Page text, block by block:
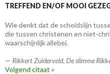
TREFFEND EN/OF MOOI
Wie denkt dat de scheidslijn
die tussen christenen en niet-
waarschijnlijk allebei.
— Rikkert Zuiderveld, De slimme
Volgend citaat »